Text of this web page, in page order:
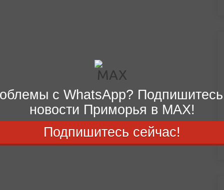
с WhatsApp?
новости Приморья в MAX!
Подпишитесь сейчас!